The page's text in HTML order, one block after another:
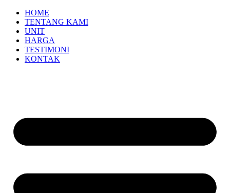
HOME
TENTANG KAMI
UNIT
HARGA
TESTIMONI
KONTAK